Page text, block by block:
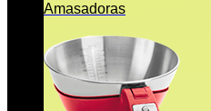
Amasadoras